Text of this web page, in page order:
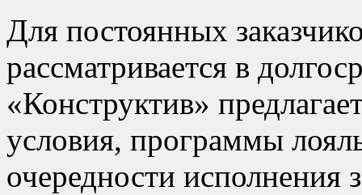
Для постоянных
рассматривается в
«Конструктив»
условия, программы
очередности исполнения